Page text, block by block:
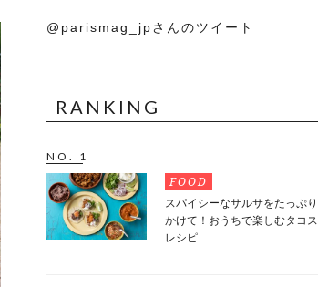
@parismag_jpさんのツイート
RANKING
NO. 1
FOOD
スパイシーなサルサをたっぷり
かけて！おうちで楽しむタコス
レシピ